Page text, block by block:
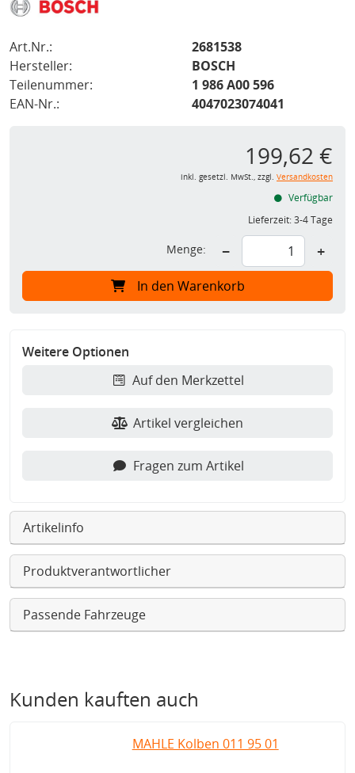
Art.Nr.:
2681538
Hersteller:
BOSCH
Teilenummer:
1 986 A00 596
EAN-Nr.:
4047023074041
199,62 €
inkl. gesetzl. MwSt., zzgl. Versandkosten
Verfügbar
Lieferzeit:3-4 Tage
Menge: − +
In den Warenkorb
Weitere Optionen
Auf den Merkzettel
Artikel vergleichen
Fragen zum Artikel
Artikelinfo
Produktverantwortlicher
Passende Fahrzeuge
Kunden kauften auch
MAHLE Kolben 011 95 01